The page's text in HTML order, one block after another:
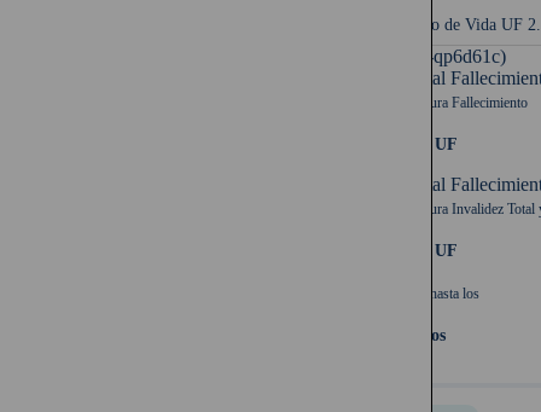
Seguro de Vida UF
UF (-qp6d61c)
Capital
Cobertura Fallecimiento
2.500 UF
Capital
Cobertura Invalidez Total
2.500 UF
Cubre hasta los
64 años